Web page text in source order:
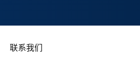
联系我们